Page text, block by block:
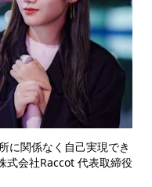
に関係なく自己実現でき
式会社Raccot 代表取締役